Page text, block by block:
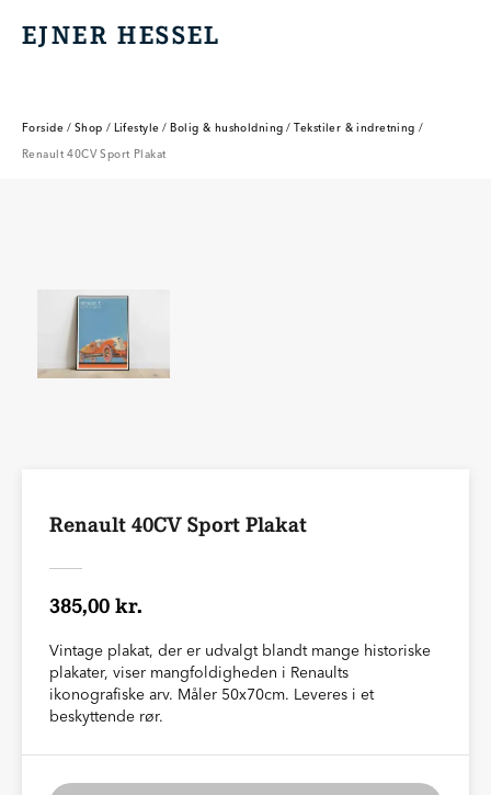
EJNER HESSEL
EJNER HESSEL
Forside / Shop / Lifestyle / Bolig & husholdning / Tekstiler & indretning /
Renault 40CV Sport Plakat
Renault 40CV Sport Plakat
385,00 kr.
Vintage plakat, der er udvalgt blandt mange historiske
plakater, viser mangfoldigheden i Renaults
ikonografiske arv. Måler 50x70cm. Leveres i et
beskyttende rør.